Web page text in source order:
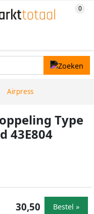
Airpress
Type
43E804
30,50 Bestel »